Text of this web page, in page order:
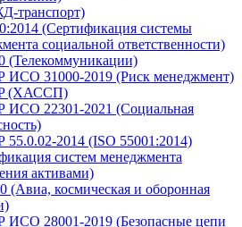
транспорт)
(Сертификация системы
социальной ответственности)
(Телекоммуникации)
ИСО 31000-2019 (Риск менеджмент)
(ХАССП)
ИСО 22301-2021 (Социальная
2014 (ISO 55001:2014)
систем менеджмента
активами)
(Авиа, космическая и оборонная
28001-2019 (Безопасные цепи